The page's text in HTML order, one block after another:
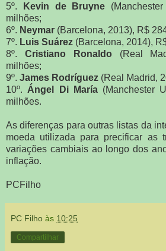
5º.
Kevin de Bruyne
milhões;
6º. Neymar (Barcelona, 2013), R$
7º. Luis Suárez (Barcelona, 2014),
8º. Cristiano Ronaldo(Real
milhões;
9º. James Rodríguez (Real Madrid,
10º. Ángel Di María(Manchester
milhões.
As diferenças para outras listas da
moeda utilizada para precificar as
variações cambiais ao longo dos
inflação.
PCFilho
PC Filho às 10:25
Compartilhar